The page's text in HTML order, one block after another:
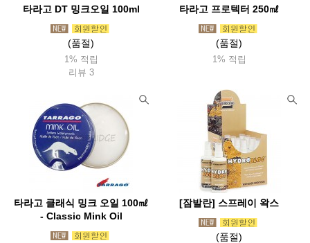
타라고 DT 밍크오일 100ml
(품절)
1% 적립
리뷰 3
타라고 프로텍터 250㎖
(품절)
1% 적립
타라고 클래식 밍크 오일 100㎖
- Classic Mink Oil
[잠발란] 스프레이 왁스
(품절)